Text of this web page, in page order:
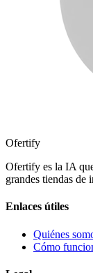
Ofertify
Ofertify es la IA
grandes tiendas de
Enlaces útiles
Quiénes
Cómo